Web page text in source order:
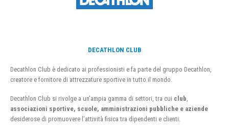
DECATHLON CLUB
Decathlon Club è dedicato ai professionisti e fa parte del gruppo Decathlon,
creatore e fornitore di attrezzature sportive in tutto il mondo.
Decathlon Club si rivolge a un’ampia gamma di settori, tra cui club
associazioni sportive, scuole, amministrazioni pubbliche e aziende
desiderose di promuovere l’attività fisica tra dipendenti e clienti.